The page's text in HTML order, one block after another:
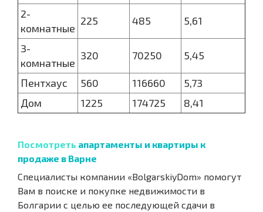
2-
комнатные
225 485 5,61
3-
комнатные
320 70250 5,45
Пентхаус 560 116660
5,73
Дом
1225 174725 8,41
Посмотреть апартаменты и квартиры к
продаже в Варне
Специалисты компании «BolgarskiyDom» помогут
Вам в поиске и покупке недвижимости в
Болгарии с целью ее последующей сдачи в